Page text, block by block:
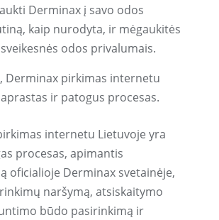
Derminax į savo odos
kaip nurodyta, ir mėgaukitės
odos privalumais.
Derminax pirkimas internetu
ir patogus procesas.
internetu Lietuvoje yra
procesas, apimantis
oficialioje Derminax svetainėje,
naršymą, atsiskaitymo
būdo pasirinkimą ir